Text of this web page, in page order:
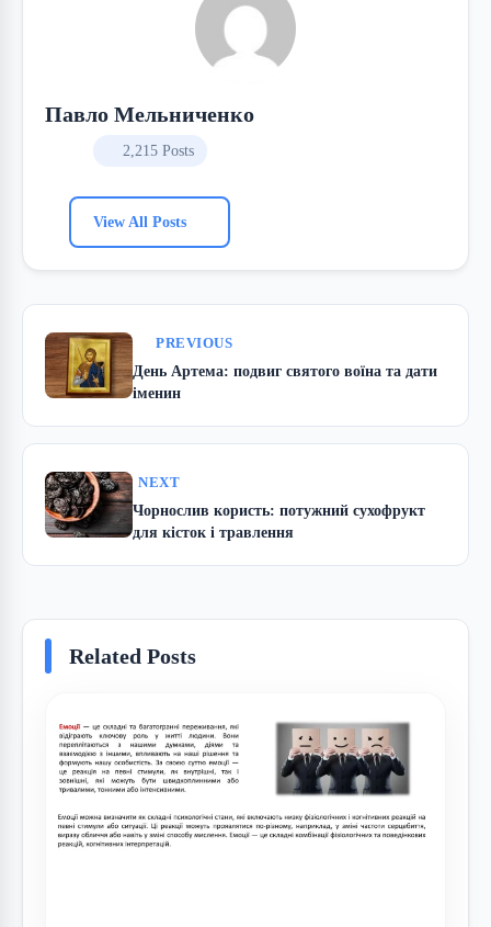
Павло Мельниченко
2,215 Posts
View All Posts
PREVIOUS
День Артема: подвиг святого воїна та дати
іменин
NEXT
Чорнослив користь: потужний сухофрукт
для кісток і травлення
Related Posts